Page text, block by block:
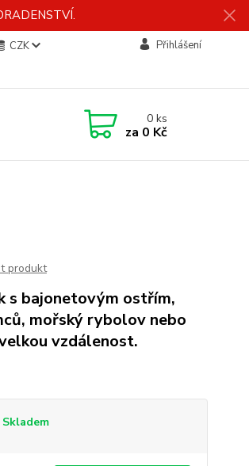
CZK Přihlášení
0ks
za 0 Kč
produkt
s bajonetovým ostřím,
mořský rybolov nebo
vzdálenost.
Skladem